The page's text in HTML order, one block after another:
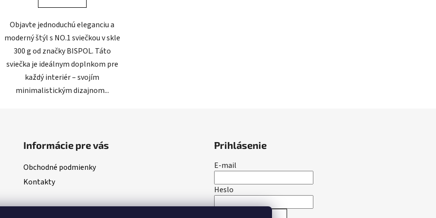
Objavte jednoduchú eleganciu a
moderný štýl s NO.1 sviečkou v skle
300 g od značky BISPOL. Táto
sviečka je ideálnym doplnkom pre
každý interiér – svojím
minimalistickým dizajnom...
Informácie pre vás
Obchodné podmienky
Kontakty
Prihlásenie
E-mail
Heslo